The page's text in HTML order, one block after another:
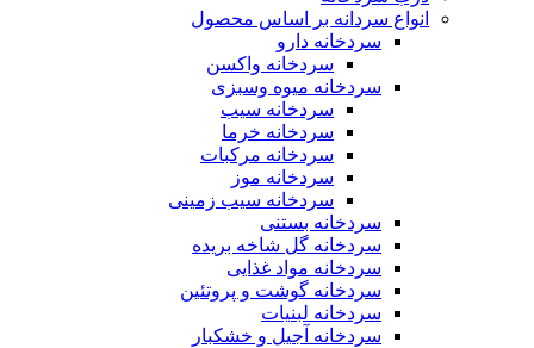
هیت اکسچنجر
انواع سردانه بر اساس محصول
سردخانه دارو
سردخانه واکسن
سردخانه میوه وسبزی
سردخانه سیب
سردخانه خرما
سردخانه مرکبات
سردخانه موز
سردخانه سیب زمینی
سردخانه بستنی
سردخانه گل شاخه بریده
سردخانه مواد غذایی
سردخانه گوشت و پروتئین
سردخانه لبنیات
سردخانه آجیل و خشکبار